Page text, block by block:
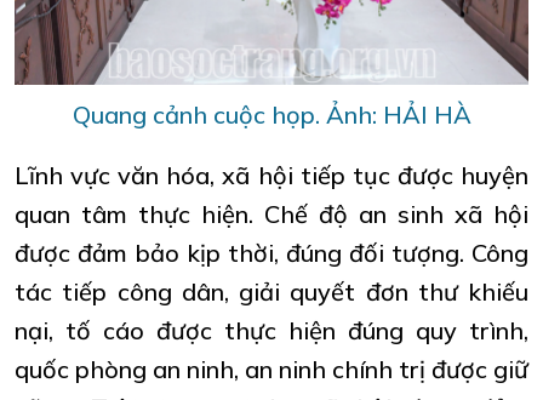
Quang cảnh cuộc họp. Ảnh: HẢI HÀ
Lĩnh vực văn hóa, xã hội tiếp tục được huyện
quan tâm thực hiện. Chế độ an sinh xã hội
được đảm bảo kịp thời, đúng đối tượng. Công
tác tiếp công dân, giải quyết đơn thư khiếu
nại, tố cáo được thực hiện đúng quy trình,
quốc phòng an ninh, an ninh chính trị được giữ